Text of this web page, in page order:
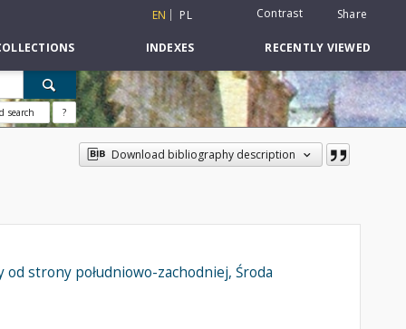
EN PL Contrast Share
INDEXES RECENTLY VIEWED
search ?
Download bibliography description
strony południowo-zachodniej, Środa